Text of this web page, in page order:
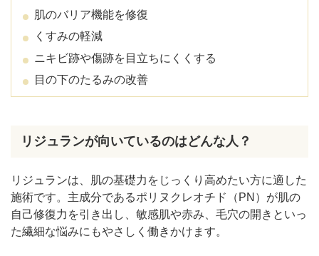
肌のバリア機能を修復
くすみの軽減
ニキビ跡や傷跡を目立ちにくくする
目の下のたるみの改善
リジュランが向いているのはどんな人？
リジュランは、肌の基礎力をじっくり高めたい方に適した
施術です。主成分であるポリヌクレオチド（PN）が肌の
自己修復力を引き出し、敏感肌や赤み、毛穴の開きといっ
た繊細な悩みにもやさしく働きかけます。